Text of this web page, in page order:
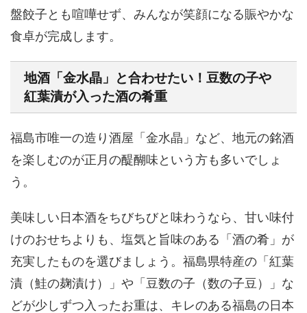
盤餃子とも喧嘩せず、みんなが笑顔になる賑やかな
食卓が完成します。
地酒「金水晶」と合わせたい！豆数の子や
紅葉漬が入った酒の肴重
福島市唯一の造り酒屋「金水晶」など、地元の銘酒
を楽しむのが正月の醍醐味という方も多いでしょ
う。
美味しい日本酒をちびちびと味わうなら、甘い味付
けのおせちよりも、塩気と旨味のある「酒の肴」が
充実したものを選びましょう。 福島県特産の「紅葉
漬（鮭の麹漬け）」や「豆数の子（数の子豆）」 な
どが少しずつ入ったお重は、キレのある福島の日本